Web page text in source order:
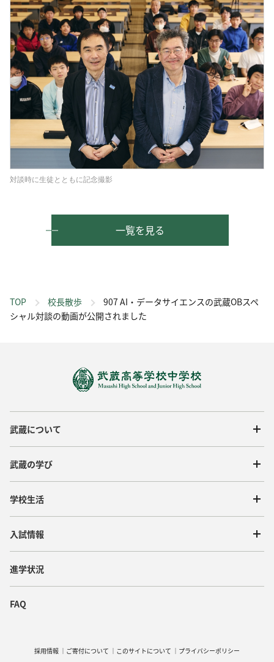
TOP 校長散歩
907 AI・データサイエンスの武蔵OBスペ
シャル対談の動画が公開されました
対談時に生徒とともに記念撮影
一覧を見る
武蔵について
武蔵の学び
学校生活
入試情報
進学状況
FAQ
採用情報 ご寄付について このサイトについて プライバシーポリシー